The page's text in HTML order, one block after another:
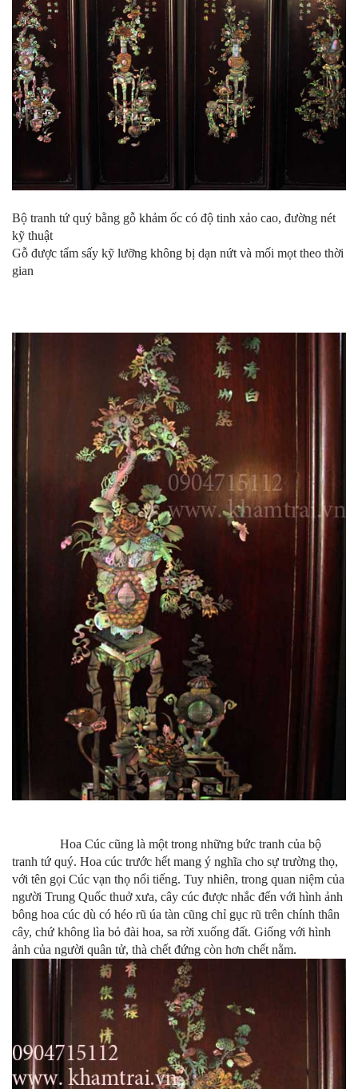
Bộ tranh tứ quý bằng gỗ khảm ốc có độ tinh xảo cao, đường nét
kỹ thuật
Gỗ được tẩm sấy kỹ lưỡng không bị dạn nứt và mối mọt theo thời
gian
Hoa Cúc cũng là một trong những bức tranh của bộ
tranh tứ quý. Hoa cúc trước hết mang ý nghĩa cho sự trường thọ,
với tên gọi Cúc vạn thọ nổi tiếng. Tuy nhiên, trong quan niệm của
người Trung Quốc thuở xưa, cây cúc được nhắc đến với hình ảnh
bông hoa cúc dù có héo rũ úa tàn cũng chỉ gục rũ trên chính thân
cây, chứ không lìa bỏ đài hoa, sa rời xuống đất. Giống với hình
ảnh của người quân tử, thà chết đứng còn hơn chết nằm.